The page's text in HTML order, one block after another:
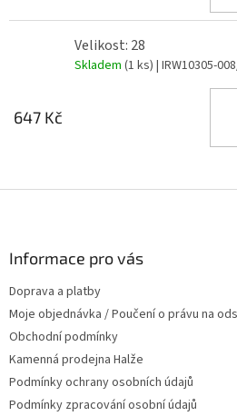
Velikost: 28
Skladem (1 ks) | IRW10305-
647 Kč
Informace pro vás
Doprava a platby
Moje objednávka / Poučení o právu na
Obchodní podmínky
Kamenná prodejna Halže
Podmínky ochrany osobních údajů
Podmínky zpracování osobní údajů